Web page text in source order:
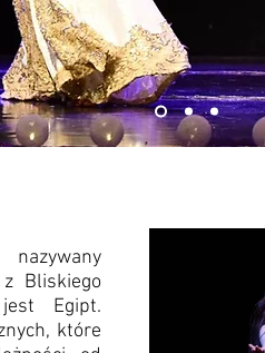
Bliskiego
Egipt.
które